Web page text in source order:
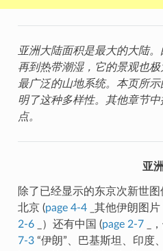
亚洲大陆面积是最大的大陆
再到热带潮湿，它的景观也
最广泛的山地系统。本页所
明了这种多样性。其他章节
点。
亚洲
除了已经显示的东京次新世图
北京 (page 4-4_其他伊朗图片
2-6_）还有中国 (page 2-7_，
7-3“伊朗”、巴基斯坦、印度